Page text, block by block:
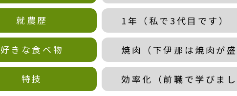
就農歴 1年（私で3代目です）
好きな食べ物 焼肉（下伊那は焼肉が盛
特技 効率化（前職で学びまし